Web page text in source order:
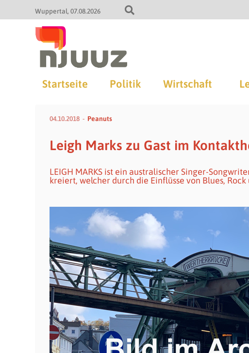
Wuppertal 07.08.2026
Startseite Politik Wirtschaft
04.10.2018 Peanuts
Leigh Marks zu Gast im
LEIGH MARKS ist ein australischer Singer-
kreiert, welcher durch die Einflüsse von Blues, Rock